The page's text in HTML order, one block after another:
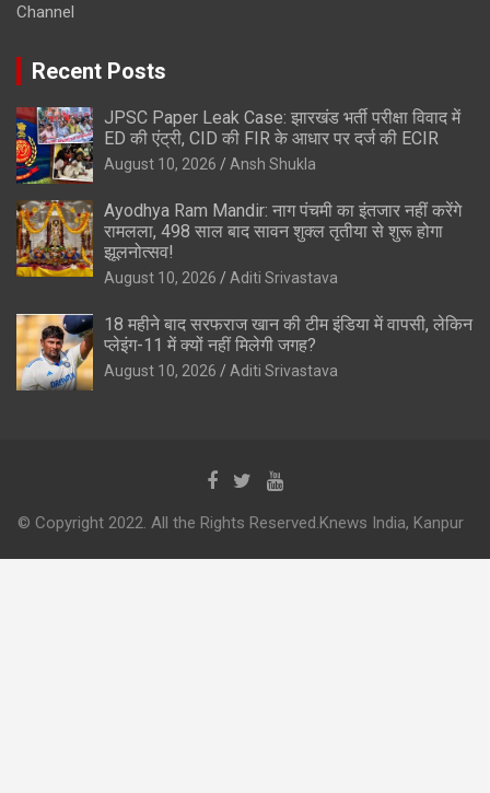
Channel
Recent Posts
JPSC Paper Leak Case: झारखंड भर्ती परीक्षा विवाद में
ED की एंट्री, CID की FIR के आधार पर दर्ज की ECIR
August 10, 2026 Ansh Shukla
Ayodhya Ram Mandir: नाग पंचमी का इंतजार नहीं करेंगे
रामलला, 498 साल बाद सावन शुक्ल तृतीया से शुरू होगा
झूलनोत्सव!
August 10, 2026 Aditi Srivastava
18 महीने बाद सरफराज खान की टीम इंडिया में वापसी, लेकिन
प्लेइंग-11 में क्यों नहीं मिलेगी जगह?
August 10, 2026 Aditi Srivastava
© Copyright 2022. All the Rights Reserved.Knews India, Kanpur